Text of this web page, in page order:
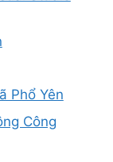
Phổ Yên
Công